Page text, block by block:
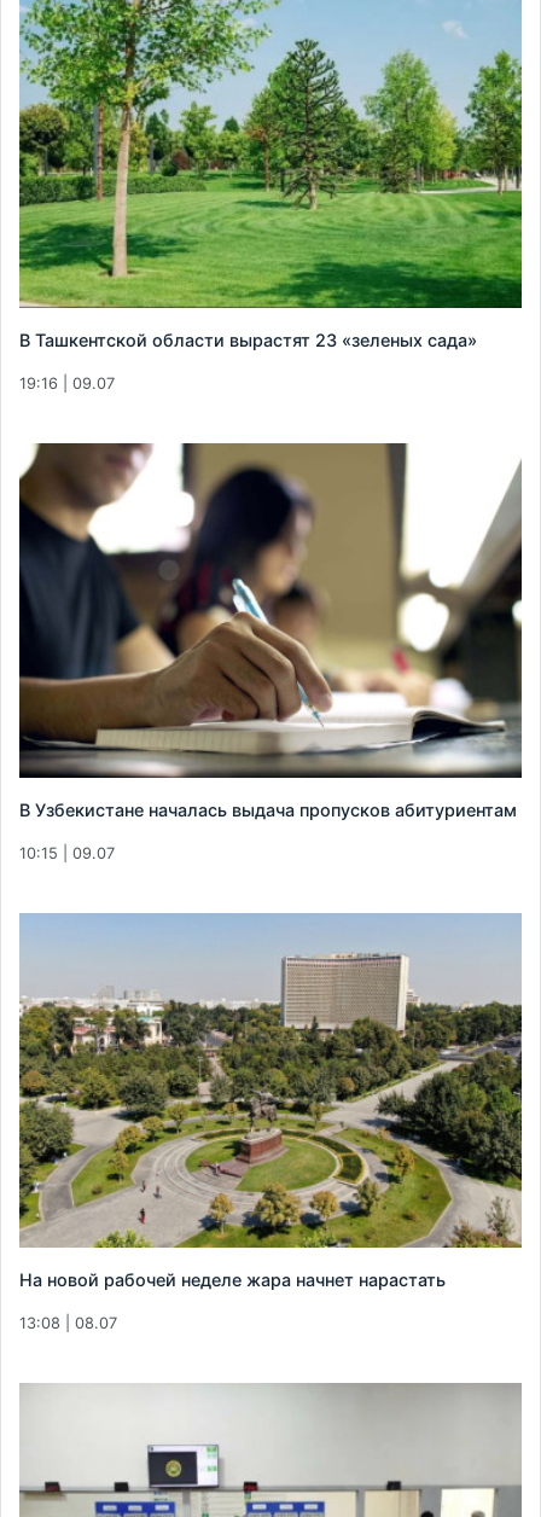
В Ташкентской области вырастят 23 «зеленых сада»
19:16 | 09.07
В Узбекистане началась выдача пропусков абитуриентам
10:15 | 09.07
На новой рабочей неделе жара начнет нарастать
13:08 | 08.07